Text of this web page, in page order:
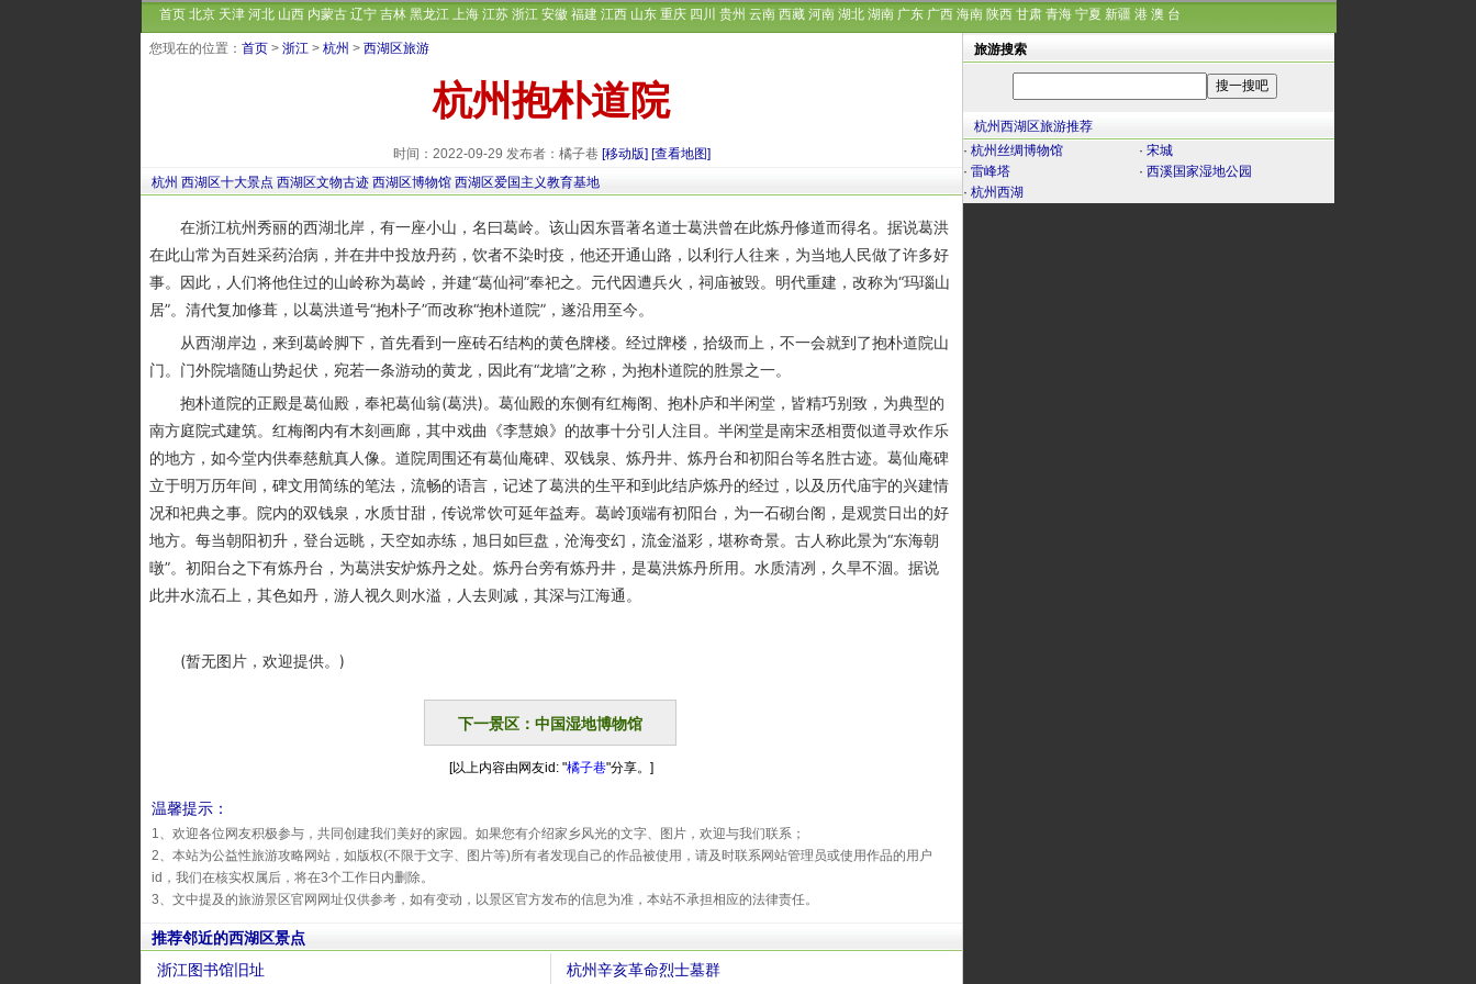
首页 北京 天津 河北 山西 内蒙古 辽宁 吉林 黑龙江 上海 江苏 浙江 安徽 福建 江西 山东 重庆 四川 贵州 云南 西藏 河南 湖北 湖南 广东 广西 海南 陕西 甘肃 青海 宁夏 新疆 港 澳 台
您现在的位置： 首页 > 浙江 > 杭州 > 西湖区旅游
杭州抱朴道院
时间：2022-09-29 发布者：橘子巷 [移动版] [查看地图]
杭州 西湖区十大景点 西湖区文物古迹 西湖区博物馆 西湖区爱国主义教育基地
在浙江杭州秀丽的西湖北岸，有一座小山，名曰葛岭。该山因东晋著名道士葛洪曾在此炼丹修道而得名。据说葛洪
在此山常为百姓采药治病，并在井中投放丹药，饮者不染时疫，他还开通山路，以利行人往来，为当地人民做了许多好
事。因此，人们将他住过的山岭称为葛岭，并建“葛仙祠”奉祀之。元代因遭兵火，祠庙被毁。明代重建，改称为“玛瑙山
居”。清代复加修葺，以葛洪道号“抱朴子”而改称“抱朴道院”，遂沿用至今。
从西湖岸边，来到葛岭脚下，首先看到一座砖石结构的黄色牌楼。经过牌楼，拾级而上，不一会就到了抱朴道院山
门。门外院墙随山势起伏，宛若一条游动的黄龙，因此有“龙墙”之称，为抱朴道院的胜景之一。
抱朴道院的正殿是葛仙殿，奉祀葛仙翁(葛洪)。葛仙殿的东侧有红梅阁、抱朴庐和半闲堂，皆精巧别致，为典型的
南方庭院式建筑。红梅阁内有木刻画廊，其中戏曲《李慧娘》的故事十分引人注目。半闲堂是南宋丞相贾似道寻欢作乐
的地方，如今堂内供奉慈航真人像。道院周围还有葛仙庵碑、双钱泉、炼丹井、炼丹台和初阳台等名胜古迹。葛仙庵碑
立于明万历年间，碑文用简练的笔法，流畅的语言，记述了葛洪的生平和到此结庐炼丹的经过，以及历代庙宇的兴建情
况和祀典之事。院内的双钱泉，水质甘甜，传说常饮可延年益寿。葛岭顶端有初阳台，为一石砌台阁，是观赏日出的好
地方。每当朝阳初升，登台远眺，天空如赤练，旭日如巨盘，沧海变幻，流金溢彩，堪称奇景。古人称此景为“东海朝
暾”。初阳台之下有炼丹台，为葛洪安炉炼丹之处。炼丹台旁有炼丹井，是葛洪炼丹所用。水质清冽，久旱不涸。据说
此井水流石上，其色如丹，游人视久则水溢，人去则减，其深与江海通。
(暂无图片，欢迎提供。)
下一景区：中国湿地博物馆
[以上内容由网友id: "橘子巷"分享。]
温馨提示：
1、欢迎各位网友积极参与，共同创建我们美好的家园。如果您有介绍家乡风光的文字、图片，欢迎与我们联系；
2、本站为公益性旅游攻略网站，如版权(不限于文字、图片等)所有者发现自己的作品被使用，请及时联系网站管理员或使用作品的用户
id，我们在核实权属后，将在3个工作日内删除。
3、文中提及的旅游景区官网网址仅供参考，如有变动，以景区官方发布的信息为准，本站不承担相应的法律责任。
推荐邻近的西湖区景点
浙江图书馆旧址
杭州辛亥革命烈士墓群
旅游搜索
杭州西湖区旅游推荐
· 杭州丝绸博物馆 · 宋城
· 雷峰塔 · 西溪国家湿地公园
· 杭州西湖